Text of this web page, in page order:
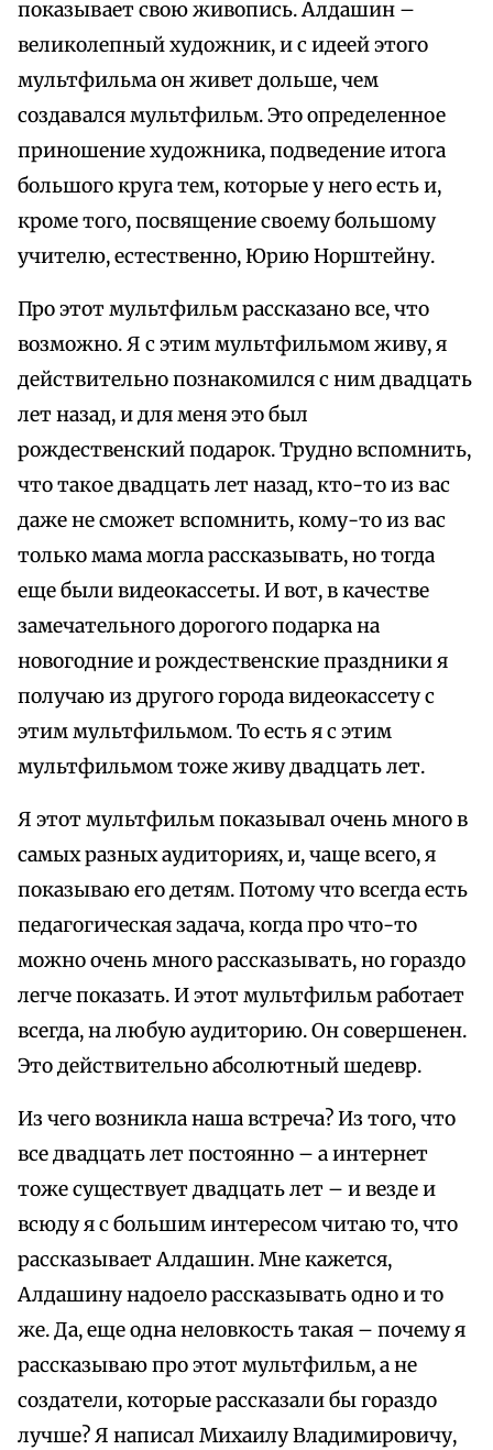
показывает свою живопись. Алдашин –
великолепный художник, и с идеей этого
мультфильма он живет дольше, чем
создавался мультфильм. Это определенное
приношение художника, подведение итога
большого круга тем, которые у него есть и,
кроме того, посвящение своему большому
учителю, естественно, Юрию Норштейну.
Про этот мультфильм рассказано все, что
возможно. Я с этим мультфильмом живу, я
действительно познакомился с ним двадцать
лет назад, и для меня это был
рождественский подарок. Трудно вспомнить,
что такое двадцать лет назад, кто-то из вас
даже не сможет вспомнить, кому-то из вас
только мама могла рассказывать, но тогда
еще были видеокассеты. И вот, в качестве
замечательного дорогого подарка на
новогодние и рождественские праздники я
получаю из другого города видеокассету с
этим мультфильмом. То есть я с этим
мультфильмом тоже живу двадцать лет.
Я этот мультфильм показывал очень много в
самых разных аудиториях, и, чаще всего, я
показываю его детям. Потому что всегда есть
педагогическая задача, когда про что-то
можно очень много рассказывать, но гораздо
легче показать. И этот мультфильм работает
всегда, на любую аудиторию. Он совершенен.
Это действительно абсолютный шедевр.
Из чего возникла наша встреча? Из того, что
все двадцать лет постоянно – а интернет
тоже существует двадцать лет – и везде и
всюду я с большим интересом читаю то, что
рассказывает Алдашин. Мне кажется,
Алдашину надоело рассказывать одно и то
же. Да, еще одна неловкость такая – почему я
рассказываю про этот мультфильм, а не
создатели, которые рассказали бы гораздо
лучше? Я написал Михаилу Владимировичу,